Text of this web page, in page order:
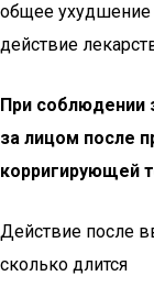
общее ухудшение
действие
При соблюдении
за лицом после
корригирующей
Действие после
сколько длится